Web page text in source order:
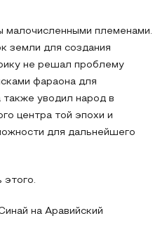
племенами.
земли для создания
не решал проблему
фараона для
также уводил народ в
центра той эпохи и
для дальнейшего
этого.
на Аравийский